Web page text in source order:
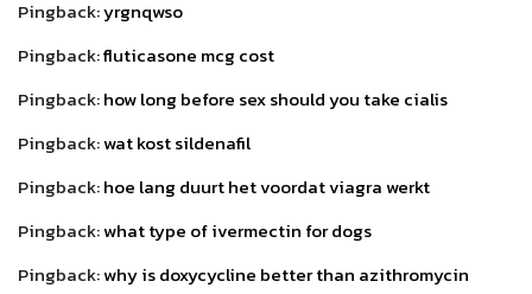
Pingback:yrgnqwso
Pingback:fluticasone mcg cost
Pingback:how long before sex should you take cialis
Pingback:wat kost sildenafil
Pingback:hoe lang duurt het voordat viagra werkt
Pingback:what type of ivermectin for dogs
Pingback:why is doxycycline better than azithromycin